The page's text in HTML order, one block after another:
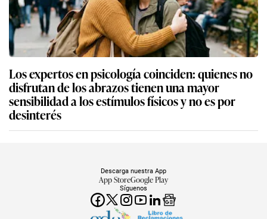
Los expertos en psicología coinciden: quienes no
disfrutan de los abrazos tienen una mayor
sensibilidad a los estímulos físicos y no es por
desinterés
Síguenos
Descarga nuestra App
App StoreGoogle Play